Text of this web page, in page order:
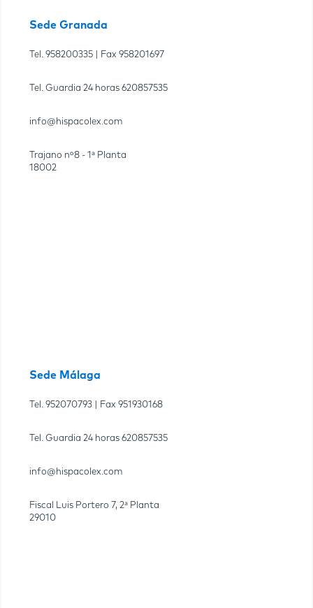
Sede Granada
Tel. 958200335 | Fax 958201697
Tel. Guardia 24 horas 620857535
info@hispacolex.com
Trajano nº8 - 1ª Planta
18002
Sede Málaga
Tel. 952070793 | Fax 951930168
Tel. Guardia 24 horas 620857535
info@hispacolex.com
Fiscal Luis Portero 7, 2ª Planta
29010